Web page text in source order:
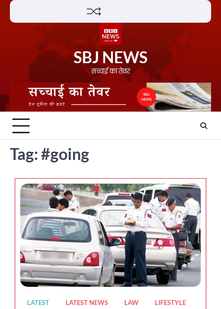
Skip
SBJ NEWS
सच्चाई का तेवर
Tag:#going
LATEST LATEST NEWS LAW LIFESTYLE